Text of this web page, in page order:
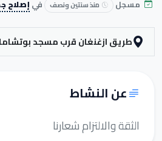
مسجل منذ سنتين ونصف في إصلاح
طريق ازغنغان قرب مسجد
عن النشاط
الثقة والالتزام شعارنا